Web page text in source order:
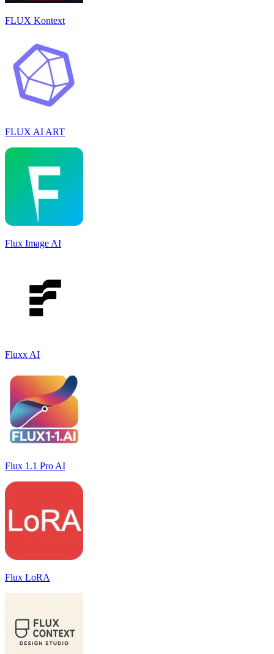
FLUX Kontext
FLUX AI ART
Flux Image AI
Fluxx AI
Flux 1.1 Pro AI
Flux LoRA